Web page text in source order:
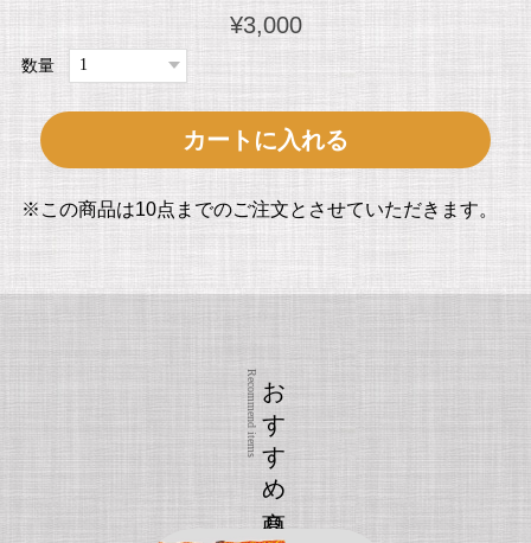
¥3,000
数量
カートに入れる
※この商品は10点までのご注文とさせていただきます。
おすすめ商品
Recommend items